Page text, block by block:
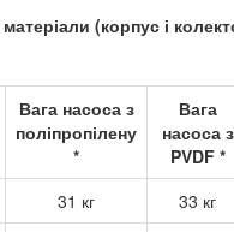
матеріали (корпус і
Вага насоса з
поліпропілену
*
Вага
насоса з
PVDF *
31 кг 33 кг